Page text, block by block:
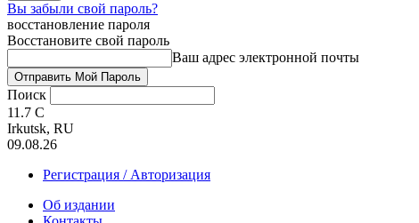
Вы забыли свой пароль?
восстановление пароля
Восстановите свой пароль
Ваш адрес электронной почты
Поиск
11.7 C
Irkutsk, RU
09.08.26
Регистрация / Авторизация
Об издании